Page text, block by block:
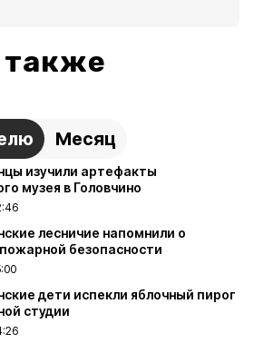
Месяц
изучили артефакты
музея в Головчино
лесничие напомнили о
безопасности
дети испекли яблочный пирог
студии